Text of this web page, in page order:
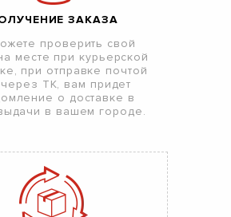
ЗАКАЗА
проверить свой
месте при курьерской
при отправке почтой
ТК, вам придет
о доставке в
в вашем городе.